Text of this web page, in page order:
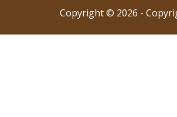
Copyright © 2026 -